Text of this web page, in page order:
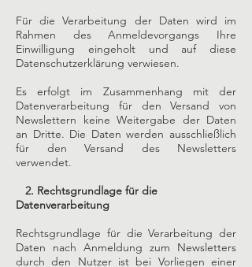
Für die Verarbeitung der Daten wird im
Rahmen des Anmeldevorgangs Ihre
Einwilligung eingeholt und auf diese
Datenschutzerklärung verwiesen.
Es erfolgt im Zusammenhang mit der
Datenverarbeitung für den Versand von
Newslettern keine Weitergabe der Daten
an Dritte. Die Daten werden ausschließlich
für den Versand des Newsletters
verwendet.
2. Rechtsgrundlage für die
Datenverarbeitung
Rechtsgrundlage für die Verarbeitung der
Daten nach Anmeldung zum Newsletters
durch den Nutzer ist bei Vorliegen einer